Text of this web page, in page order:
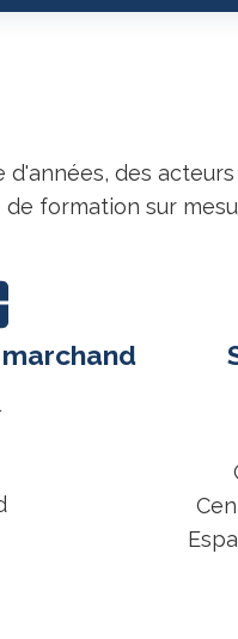
d'années, des
formation sur